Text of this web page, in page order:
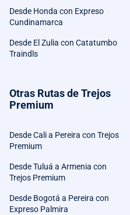
Desde Honda con Expreso
Cundinamarca
Desde El Zulia con Catatumbo
Traindls
Otras Rutas de Trejos
Premium
Desde Cali a Pereira con Trejos
Premium
Desde Tuluá a Armenia con
Trejos Premium
Desde Bogotá a Pereira con
Expreso Palmira